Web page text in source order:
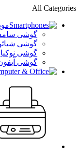
All Categories
گوشی
گوشی
گوشی نوکیا
گوشی